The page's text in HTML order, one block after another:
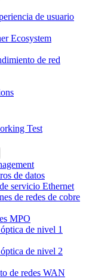
de usuario
Ecosystem
de red
Test
de datos
servicio Ethernet
de redes de cobre
MPO
de nivel 1
de nivel 2
de redes WAN